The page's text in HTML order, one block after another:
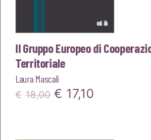
Il Gruppo Europeo di
Territoriale
Laura Mascali
€ 18,00 Il
€ 17,10